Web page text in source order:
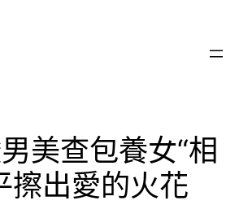
美查包養女“相
擦出愛的火花